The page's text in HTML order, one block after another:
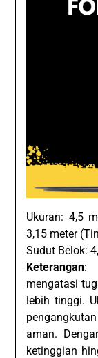
Ukuran: 4,5
3,15 meter
Sudut Belok:
Keterangan:
mengatasi
lebih tinggi.
aman.
ketinggian